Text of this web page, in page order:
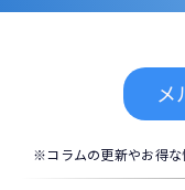
メ
※コラムの更新やお得な